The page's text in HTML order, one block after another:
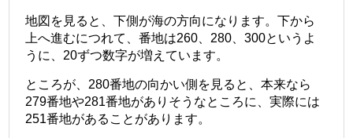
地図を見ると、下側が海の方向になります。下から
上へ進むにつれて、番地は260、280、300というよ
うに、20ずつ数字が増えています。
ところが、280番地の向かい側を見ると、本来なら
279番地や281番地がありそうなところに、実際には
251番地があることがあります。